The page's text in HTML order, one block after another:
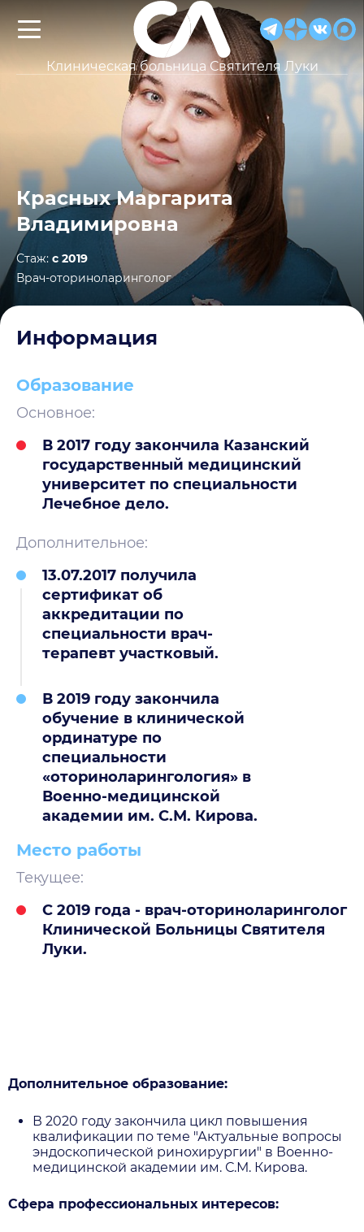
Клиническая больница Святителя Луки
Красных Маргарита
Владимировна
Стаж: с 2019
Врач-оториноларинголог
Информация
Образование
Основное:
В 2017 году закончила Казанский
государственный медицинский
университет по специальности
Лечебное дело.
Дополнительное:
13.07.2017 получила
сертификат об
аккредитации по
специальности врач-
терапевт участковый.
В 2019 году закончила
обучение в клинической
ординатуре по
специальности
«оториноларингология» в
Военно-медицинской
академии им. С.М. Кирова.
Место работы
Текущее:
C 2019 года - врач-оториноларинголог
Клинической Больницы Святителя
Луки.
Дополнительное образование:
В 2020 году закончила цикл повышения
квалификации по теме "Актуальные вопросы
эндоскопической ринохирургии" в Военно-
медицинской академии им. С.М. Кирова.
Сфера профессиональных интересов: